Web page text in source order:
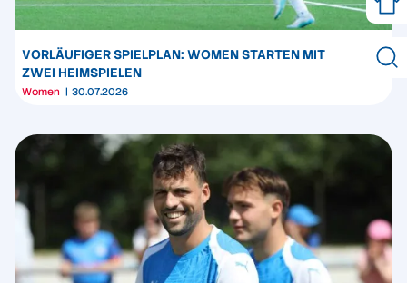
VORLÄUFIGER SPIELPLAN: WOMEN STARTEN MIT
ZWEI HEIMSPIELEN
Women 30.07.2026